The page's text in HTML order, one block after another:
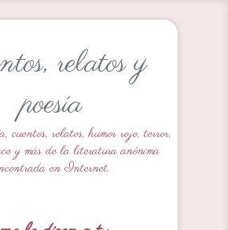
relatos y
poesía
cuentos, relatos, humor rojo, terror,
y más de la literatura anónima
en Internet.